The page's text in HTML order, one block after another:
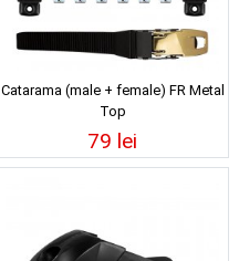
Catarama (male + female) FR Metal
Top
79 lei